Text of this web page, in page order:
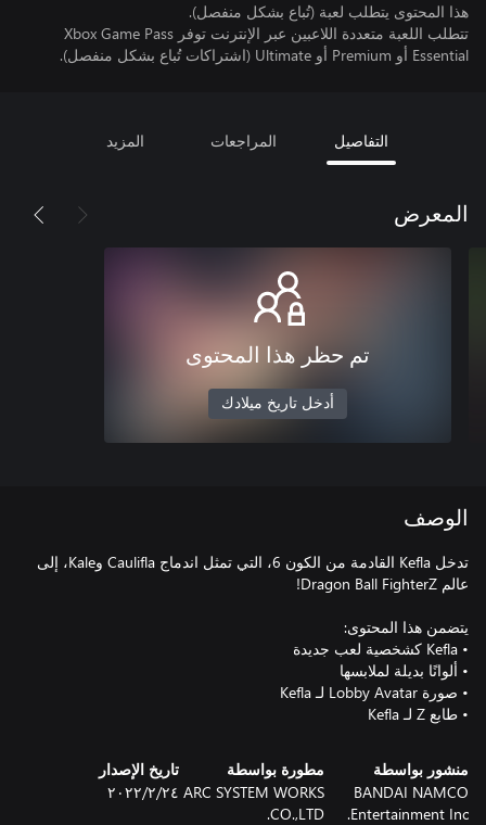
هذا المحتوى يتطلب لعبة (تُباع بشكل منفصل).
تتطلب اللعبة متعددة اللاعبين عبر الإنترنت توفر Xbox Game Pass
Essential أو Premium أو Ultimate (اشتراكات تُباع بشكل منفصل).
التفاصيل المراجعات المزيد
المعرض
تم حظر هذا المحتوى
أدخل تاريخ ميلادك
الوصف
تدخل Kefla القادمة من الكون 6، التي تمثل اندماج Caulifla وKale، إلى
• طابع Z لـ Kefla
منشور بواسطة
BANDAI NAMCO
Entertainment Inc.
مطورة بواسطة
ARC SYSTEM WORKS
CO.,LTD.
تاريخ الإصدار
٢٤‏/٢‏/٢٠٢٢